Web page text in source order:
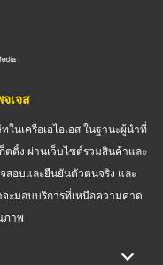
เจส
นเครือเอไอเอส ในฐานะผู้นำที่
ติ้ง ผ่านเว็บไซต์รวมสินค้าและ
สอบและยืนยันตัวตนจริง และ
ะมอบบริการที่เหนือความคาด
ภาพ